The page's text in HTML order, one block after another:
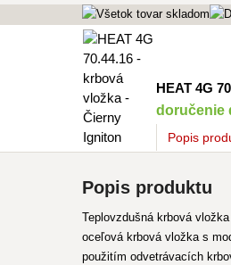
HEAT 4G
doručenie
Popis
Popis produktu
Teplovzdušná krbová
oceľová krbová vložka s
použitím odvetrávacích